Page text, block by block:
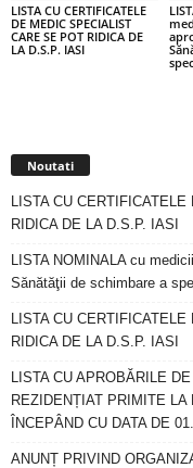
LISTA CU CERTIFICATELE
DE MEDIC SPECIALIST
CARE SE POT RIDICA DE
LA D.S.P. IASI
Noutati
LISTA CU
RIDICA DE LA D.S.P. IASI
LISTA NOMINALA cu
Sănătăţii de schimbare a
LISTA CU
RIDICA DE LA D.S.P. IASI
LISTA CU APROBĂRILE
REZIDENȚIAT PRIMITE
ÎNCEPÂND CU DATA DE
ANUNȚ PRIVIND